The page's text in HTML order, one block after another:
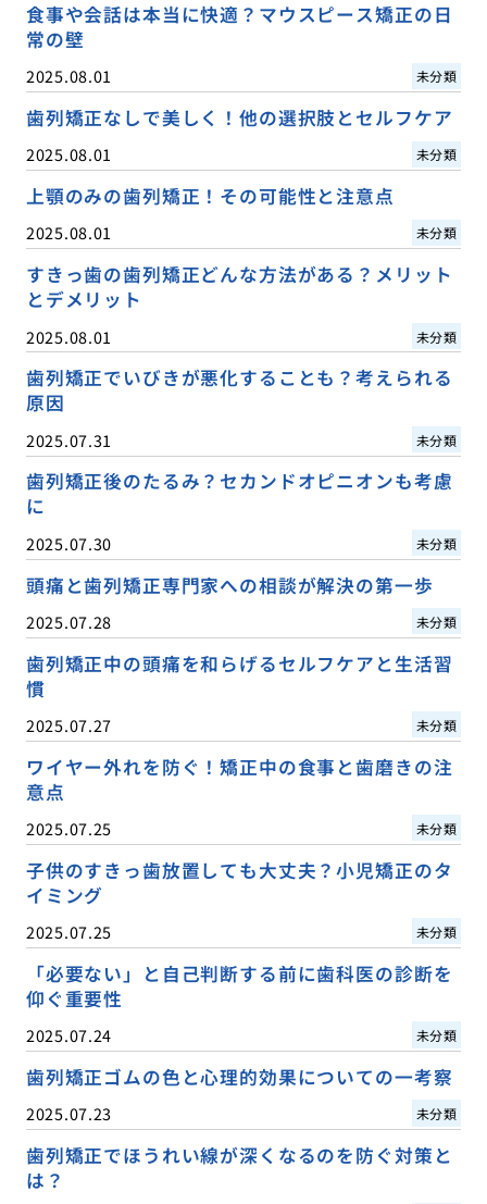
食事や会話は本当に快適？マウスピース矯正の日
常の壁
2025.08.01 未分類
歯列矯正なしで美しく！他の選択肢とセルフケア
2025.08.01 未分類
上顎のみの歯列矯正！その可能性と注意点
2025.08.01 未分類
すきっ歯の歯列矯正どんな方法がある？メリット
とデメリット
2025.08.01 未分類
歯列矯正でいびきが悪化することも？考えられる
原因
2025.07.31 未分類
歯列矯正後のたるみ？セカンドオピニオンも考慮
に
2025.07.30 未分類
頭痛と歯列矯正専門家への相談が解決の第一歩
2025.07.28 未分類
歯列矯正中の頭痛を和らげるセルフケアと生活習
慣
2025.07.27 未分類
ワイヤー外れを防ぐ！矯正中の食事と歯磨きの注
意点
2025.07.25 未分類
子供のすきっ歯放置しても大丈夫？小児矯正のタ
イミング
2025.07.25 未分類
「必要ない」と自己判断する前に歯科医の診断を
仰ぐ重要性
2025.07.24 未分類
歯列矯正ゴムの色と心理的効果についての一考察
2025.07.23 未分類
歯列矯正でほうれい線が深くなるのを防ぐ対策と
は？